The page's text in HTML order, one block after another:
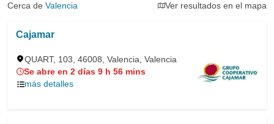
Cerca de Valencia Ver resultados en el mapa
Cajamar
QUART, 103, 46008, Valencia, Valencia
Se abre en 2 días 9 h 56 mins
más detalles